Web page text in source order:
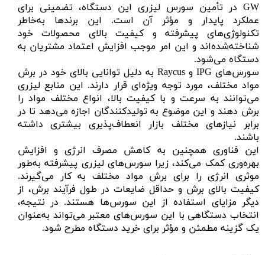
GW در تأمین سورس لیزری این دستگاه، تضمینی برای
عملکرد پایدار و مؤثر آن است. این برندها به‌خاطر
تکنولوژی‌های پیشرفته و کیفیت بالای محصولات خود
شناخته‌شده‌اند و این امر موجب افزایش اعتماد مشتریان به
دستگاه می‌شود.
سورس‌های IPG و Raycus به دلیل توانایی بالای خود در برش
مواد مختلف، مورد توجه ویژه‌ای قرار دارند. این منابع لیزری
می‌توانند به سرعت و با کیفیت بالا، انواع مختلف مواد را
برش دهند و این موضوع به تولیدکنندگان اجازه می‌دهد تا در
برابر نیازهای مختلف بازار انعطاف‌پذیری بیشتری داشته
باشند.
این فناوری همچنین به کاهش مصرف انرژی و افزایش
بهره‌وری کمک می‌کند، زیرا سورس‌های لیزری پیشرفته به‌طور
موثری انرژی را برای برش مواد مختلف به کار می‌گیرند.
کیفیت بالای برش و حداقل ضایعات در طول فرآیند برش، از
دیگر مزایای استفاده از این سورس‌ها هستند. در نتیجه،
انتخاب دستگاهی با این سورس‌های معتبر می‌تواند به‌عنوان
یک گزینه مطمئن و مؤثر برای خرید دستگاه مطرح شود.